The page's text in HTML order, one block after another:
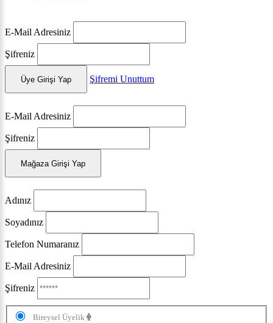
E-Mail Adresiniz
Şifreniz
Üye Girişi Yap Şifremi Unuttum
E-Mail Adresiniz
Şifreniz
Mağaza Girişi Yap
Adınız
Soyadınız
Telefon Numaranız
E-Mail Adresiniz
Şifreniz
Bireysel Üyelik